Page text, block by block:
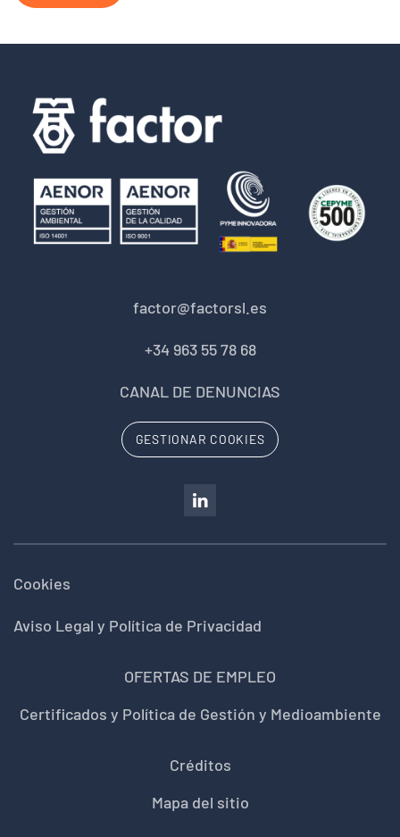
factor@factorsl.es
+34 963 55 78 68
CANAL DE DENUNCIAS
GESTIONAR COOKIES
Cookies
Aviso Legal y Política de Privacidad
OFERTAS DE EMPLEO
Certificados y Política de Gestión y Medioambiente
Créditos
Mapa del sitio